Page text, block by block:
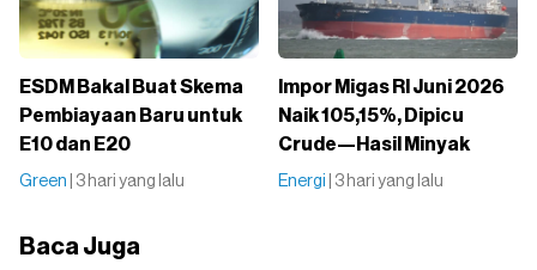
ESDM Bakal Buat Skema
Pembiayaan Baru untuk
E10 dan E20
Green | 3 hari yang lalu
Impor Migas RI Juni 2026
Naik 105,15%, Dipicu
Crude—Hasil Minyak
Energi | 3 hari yang lalu
Baca Juga